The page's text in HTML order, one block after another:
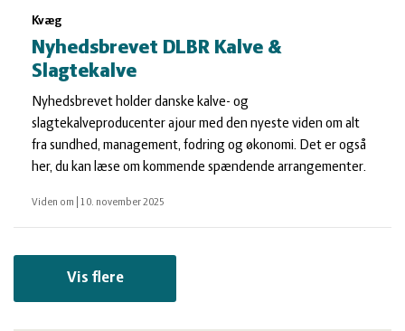
Kvæg
Nyhedsbrevet DLBR Kalve &
Slagtekalve
Nyhedsbrevet holder danske kalve- og
slagtekalveproducenter ajour med den nyeste viden om alt
fra sundhed, management, fodring og økonomi. Det er også
her, du kan læse om kommende spændende arrangementer.
Viden om 10. november 2025
Vis flere